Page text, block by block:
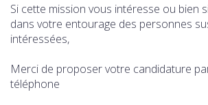
Si cette mission vous intéresse ou bien
dans votre entourage des personnes
intéressées,
Merci de proposer votre candidature
téléphone